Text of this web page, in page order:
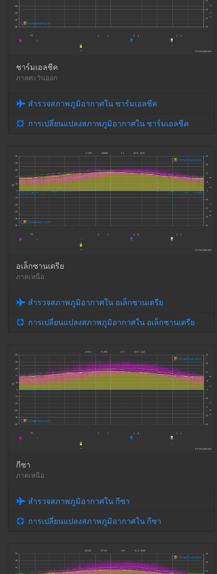
ชาร์มเอลชีค
ภาคตะวันออก
สำรวจสภาพภูมิอากาศใน ชาร์มเอลชีค
การเปลี่ยนแปลงสภาพภูมิอากาศใน ชาร์มเอลชีค
อเล็กซานเดรีย
ภาคเหนือ
สำรวจสภาพภูมิอากาศใน อเล็กซานเดรีย
การเปลี่ยนแปลงสภาพภูมิอากาศใน อเล็กซานเดรีย
กีซา
ภาคเหนือ
สำรวจสภาพภูมิอากาศใน กีซา
การเปลี่ยนแปลงสภาพภูมิอากาศใน กีซา